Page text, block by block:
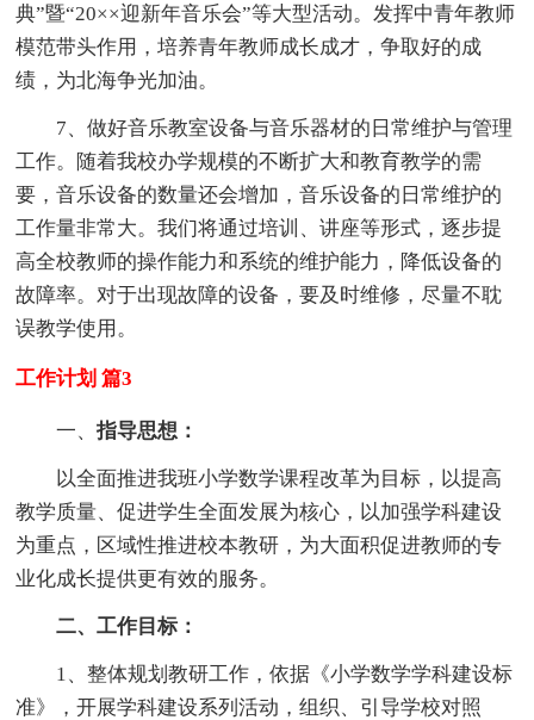
典”暨“20××迎新年音乐会”等大型活动。发挥中青年教师
模范带头作用，培养青年教师成长成才，争取好的成
绩，为北海争光加油。
7、做好音乐教室设备与音乐器材的日常维护与管理
工作。随着我校办学规模的不断扩大和教育教学的需
要，音乐设备的数量还会增加，音乐设备的日常维护的
工作量非常大。我们将通过培训、讲座等形式，逐步提
高全校教师的操作能力和系统的维护能力，降低设备的
故障率。对于出现故障的设备，要及时维修，尽量不耽
误教学使用。
工作计划 篇3
一、指导思想：
以全面推进我班小学数学课程改革为目标，以提高
教学质量、促进学生全面发展为核心，以加强学科建设
为重点，区域性推进校本教研，为大面积促进教师的专
业化成长提供更有效的服务。
二、工作目标：
1、整体规划教研工作，依据《小学数学学科建设标
准》，开展学科建设系列活动，组织、引导学校对照